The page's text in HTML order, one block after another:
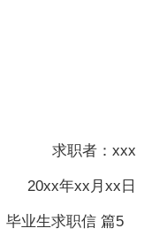
求职者：xxx
20xx年xx月xx日
生求职信 篇5